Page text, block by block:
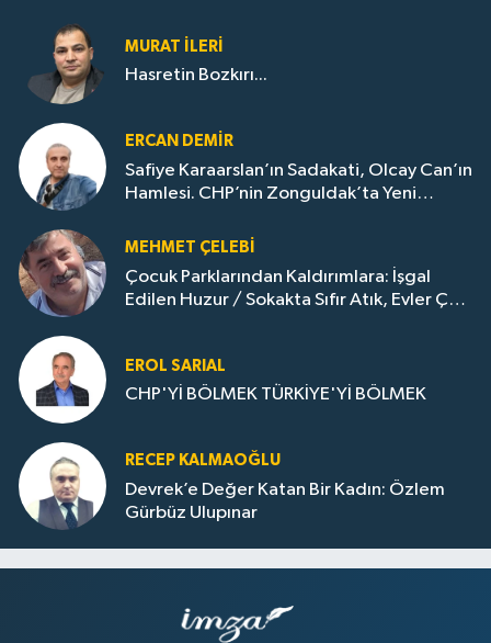
MURAT İLERI
Hasretin Bozkırı...
ERCAN DEMIR
Safiye Karaarslan’ın Sadakati, Olcay Can’ın
Hamlesi. CHP’nin Zonguldak’ta Yeni
MEHMET ÇELEBI
Çocuk Parklarından Kaldırımlara: İşgal
Edilen Huzur / Sokakta Sıfır Atık, Evler Çöp
EROL SARIAL
CHP'Yİ BÖLMEK TÜRKİYE'Yİ BÖLMEK
RECEP KALMAOĞLU
Devrek’e Değer Katan Bir Kadın: Özlem
Gürbüz Ulupınar